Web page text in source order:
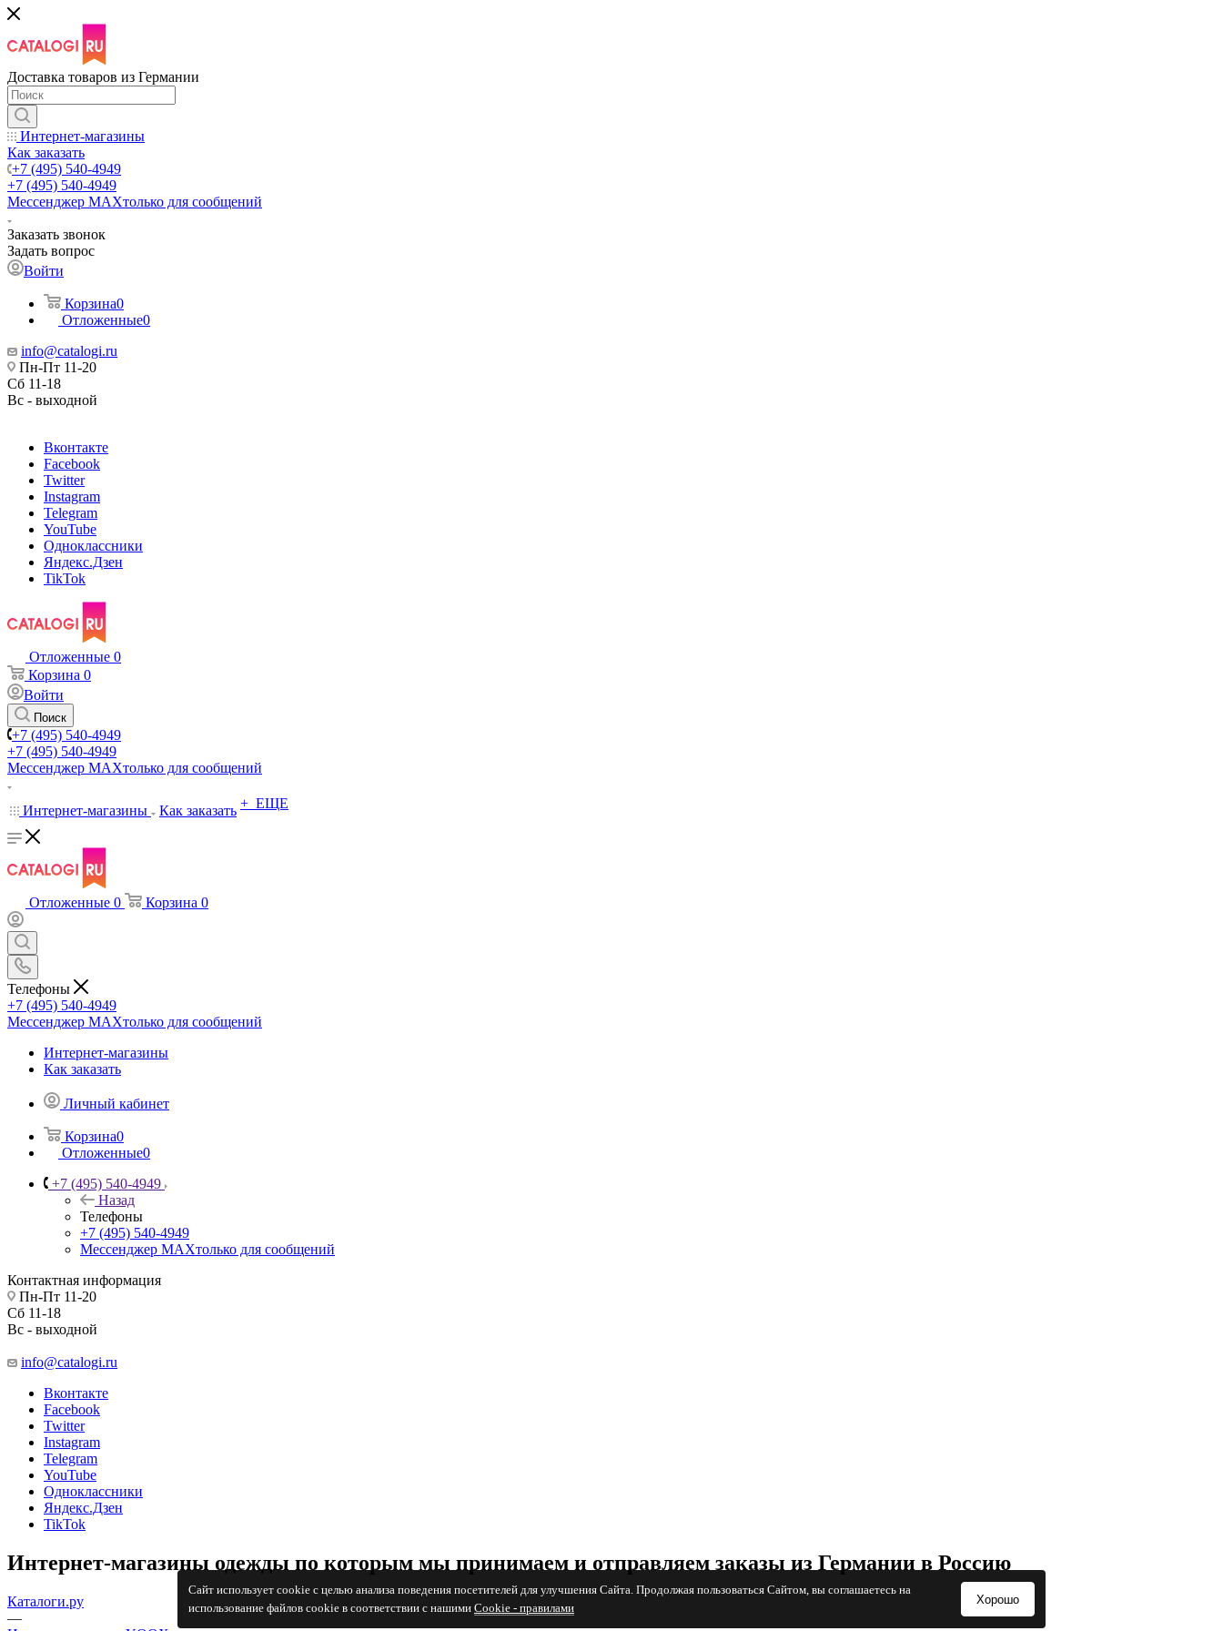
Сайт использует cookie с целью анализа поведения посетителей для улучшения Сайта. Продолжая пользоваться Сайтом, вы соглашаетесь на
использование файлов cookie в соответствии с нашими Cookiе - правилами
Хорошо
Доставка товаров из Германии
Интернет-магазины
Как заказать
+7 (495) 540-4949
+7 (495) 540-4949
Мессенджер МАХтолько для сообщений
Заказать звонок
Задать вопрос
Войти
Корзина0
Отложенные0
info@catalogi.ru
Пн-Пт 11-20
Сб 11-18
Вс - выходной
Вконтакте
Facebook
Twitter
Instagram
Telegram
YouTube
Одноклассники
Яндекс.Дзен
TikTok
Отложенные 0
Корзина 0
Войти
Поиск
+7 (495) 540-4949
+7 (495) 540-4949
Мессенджер МАХтолько для сообщений
Интернет-магазины Как заказать + ЕЩЕ
Отложенные 0 Корзина 0
Телефоны
+7 (495) 540-4949
Мессенджер МАХтолько для сообщений
Интернет-магазины
Как заказать
Личный кабинет
Корзина0
Отложенные0
+7 (495) 540-4949
Назад
Телефоны
+7 (495) 540-4949
Мессенджер МАХтолько для сообщений
Контактная информация
Пн-Пт 11-20
Сб 11-18
Вс - выходной
info@catalogi.ru
Вконтакте
Facebook
Twitter
Instagram
Telegram
YouTube
Одноклассники
Яндекс.Дзен
TikTok
Интернет-магазины одежды по которым мы принимаем и отправляем заказы из Германии в Россию
Каталоги.ру
—